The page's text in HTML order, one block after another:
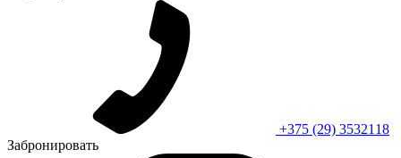
+375 (29) 3532118
Забронировать